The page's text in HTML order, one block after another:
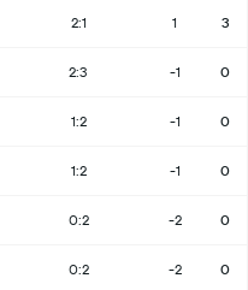
2:1 1 3
2:3 -1 0
1:2 -1 0
1:2 -1 0
0:2 -2 0
0:2 -2 0